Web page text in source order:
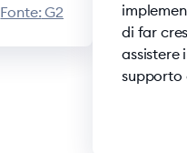
Fonte:G2
di far
assistere
supporto